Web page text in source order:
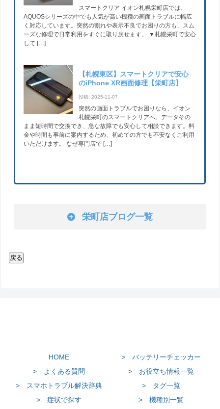
スマートクリア イオン札幌栄町店では、
AQUOSシリーズの中でも人気が高い機種の画面トラブルに幅広
く対応しています。突然の割れや表示不良でお困りの方も、スム
ーズな修理で日常利用をすぐに取り戻せます。 ▼札幌栄町で安心
して […]
【札幌東区】スマートクリアで安心
のiPhone XR画面修理【栄町店】
投稿: 2025-11-07
突然の画面トラブルでお困りなら、イオン
札幌栄町のスマートクリアへ。データその
まま短時間で交換でき、急な故障でも安心して相談できます。料
金や時間も事前に案内するため、初めての方でも不安なくご利用
いただけます。 なぜ専門店で […]
栄町店ブログ一覧
HOME
> バッテリーチェッカー
> よくある質問
> お役立ち情報一覧
> スマホトラブル解決辞典
> タグ一覧
> 症状で探す
> 機種別一覧